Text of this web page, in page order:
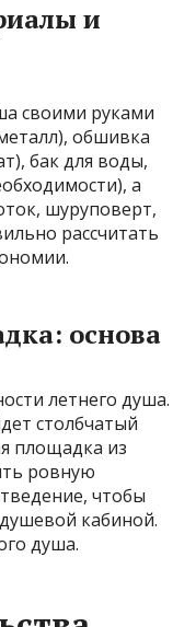
и
своими руками
обшивка
бак для воды,
а
шуруповерт,
рассчитать
основа
летнего душа.
столбчатый
площадка из
ровную
чтобы
кабиной.
душа.